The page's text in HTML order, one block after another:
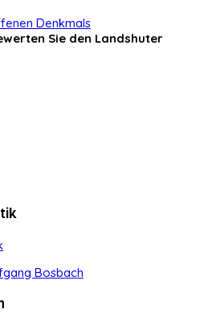
Sie den Landshuter